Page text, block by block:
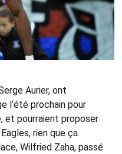
Aurier, ont
l’été prochain pour
et pourraient proposer
rien que ça.
Wilfried Zaha, passé